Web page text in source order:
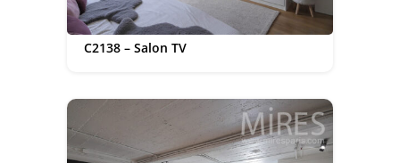
C2138 – Salon TV